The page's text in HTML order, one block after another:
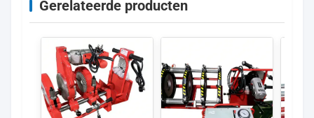
Gerelateerde producten